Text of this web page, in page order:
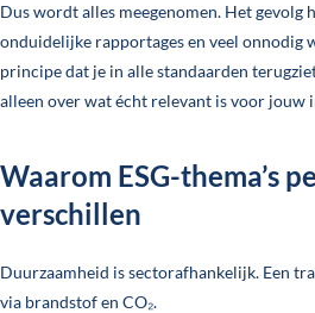
Dus wordt alles meegenomen. Het gevolg
onduidelijke rapportages en veel onnodig
principe dat je in alle standaarden
alleen over wat écht relevant is voor jouw
Waarom ESG-thema’s
verschillen
Duurzaamheid is sectorafhankelijk. Een
via brandstof en CO₂.